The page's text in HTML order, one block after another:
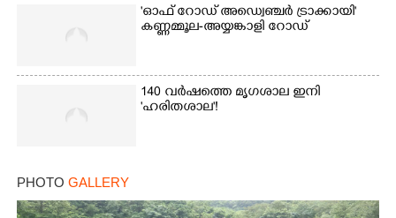
'ഓഫ് റോഡ് അഡ്വെഞ്ചർ ട്രാക്കായി'
കണ്ണമ്മൂല-അയ്യങ്കാളി റോഡ്
140 വർഷത്തെ മൃഗശാല ഇനി
'ഹരിതശാല'!
PHOTO GALLERY